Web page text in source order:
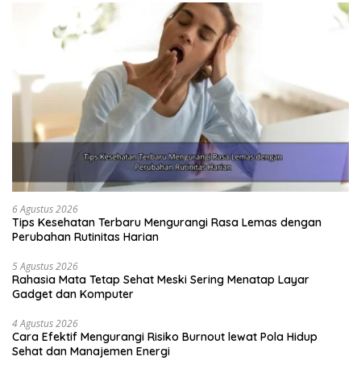
6 Agustus 2026
Tips Kesehatan Terbaru Mengurangi Rasa Lemas dengan
Perubahan Rutinitas Harian
5 Agustus 2026
Rahasia Mata Tetap Sehat Meski Sering Menatap Layar
Gadget dan Komputer
4 Agustus 2026
Cara Efektif Mengurangi Risiko Burnout lewat Pola Hidup
Sehat dan Manajemen Energi